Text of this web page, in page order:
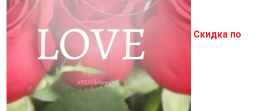
Скидка по